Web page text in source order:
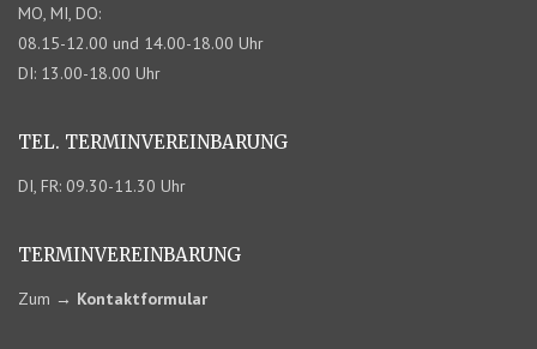
MO, MI, DO:
08.15-12.00 und 14.00-18.00 Uhr
DI: 13.00-18.00 Uhr
TEL. TERMIN­VEREINBARUNG
DI, FR: 09.30-11.30 Uhr
TERMIN­VEREINBARUNG
Zum → Kontaktformular